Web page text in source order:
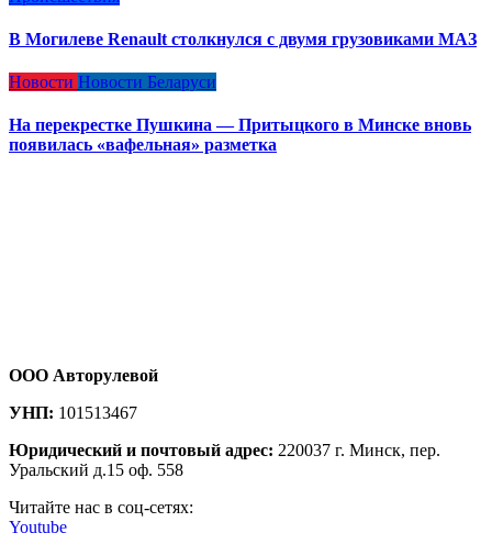
В Могилеве Renault столкнулся с двумя грузовиками МАЗ
Новости Новости Беларуси
На перекрестке Пушкина — Притыцкого в Минске вновь
появилась «вафельная» разметка
ООО Авторулевой
УНП: 101513467
Юридический и почтовый адрес: 220037 г. Минск, пер.
Уральский д.15 оф. 558
Читайте нас в соц-сетях:
Youtube